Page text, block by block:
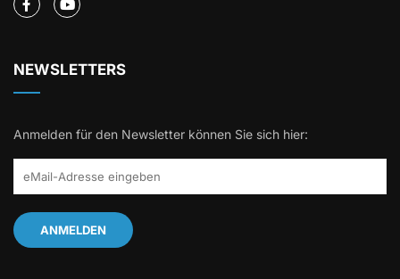
NEWSLETTERS
Anmelden für den Newsletter können Sie sich hier: